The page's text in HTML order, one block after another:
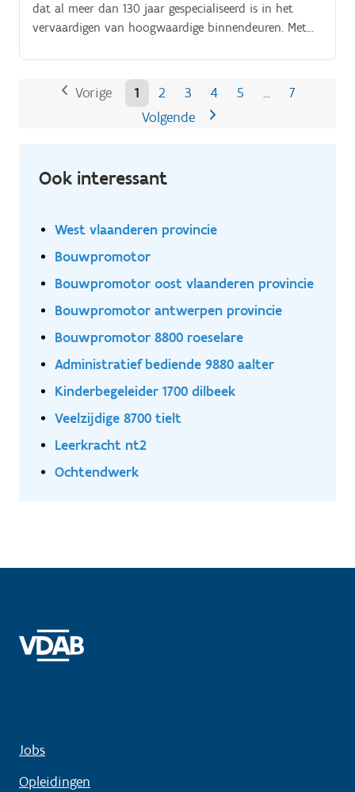
dat al meer dan 130 jaar gespecialiseerd is in het
vervaardigen van hoogwaardige binnendeuren. Met
ontwerpen, combineren ze ambachtelijk
vakmanschap met moderne automatisatie om
jaarlijks meer dan 20.000 deursets te produceren.
Vorige 1 2 3 4 5
7
Volgende
Ook interessant
West vlaanderen provincie
Bouwpromotor
Bouwpromotor oost vlaanderen provincie
Bouwpromotor antwerpen provincie
Bouwpromotor 8800 roeselare
Administratief bediende 9880 aalter
Kinderbegeleider 1700 dilbeek
Veelzijdige 8700 tielt
Leerkracht nt2
Ochtendwerk
Jobs
Opleidingen